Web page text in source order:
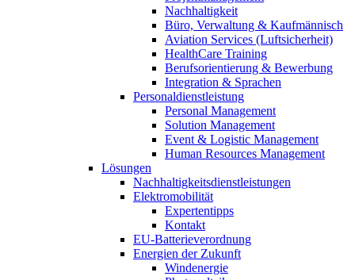
Nachhaltigkeit
Büro, Verwaltung & Kaufmännisch
Aviation Services (Luftsicherheit)
HealthCare Training
Berufsorientierung & Bewerbung
Integration & Sprachen
Personaldienstleistung
Personal Management
Solution Management
Event & Logistic Management
Human Resources Management
Lösungen
Nachhaltigkeitsdienstleistungen
Elektromobilität
Expertentipps
Kontakt
EU-Batterieverordnung
Energien der Zukunft
Windenergie